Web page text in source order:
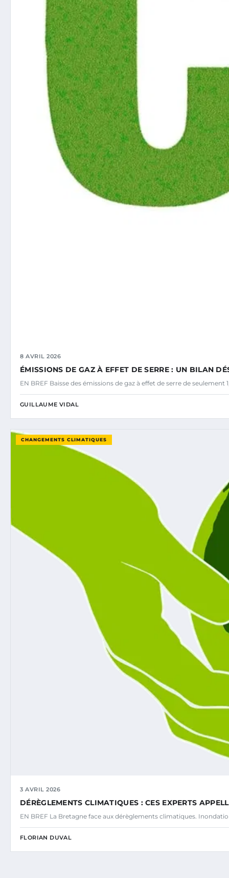
8 AVRIL 2026
ÉMISSIONS DE GAZ À EFFET DE SERRE : UN BILAN
EN BREF Baisse des émissions de gaz à effet de serre de seulement
GUILLAUME VIDAL
CHANGEMENTS CLIMATIQUES
3 AVRIL 2026
DÉRÈGLEMENTS CLIMATIQUES : CES EXPERTS
EN BREF La Bretagne face aux dérèglements climatiques.
FLORIAN DUVAL